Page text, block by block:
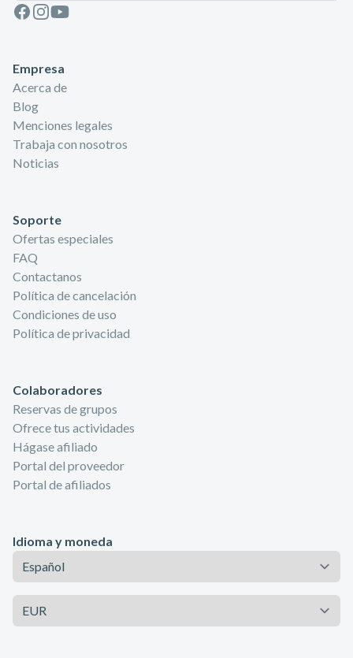
Facebook
Instagram
Youtube
Empresa
Acerca de
Blog
Menciones legales
Trabaja con nosotros
Noticias
Soporte
Ofertas especiales
FAQ
Contactanos
Política de cancelación
Condiciones de uso
Política de privacidad
Colaboradores
Reservas de grupos
Ofrece tus actividades
Hágase afiliado
Portal del proveedor
Portal de afiliados
Idioma y moneda